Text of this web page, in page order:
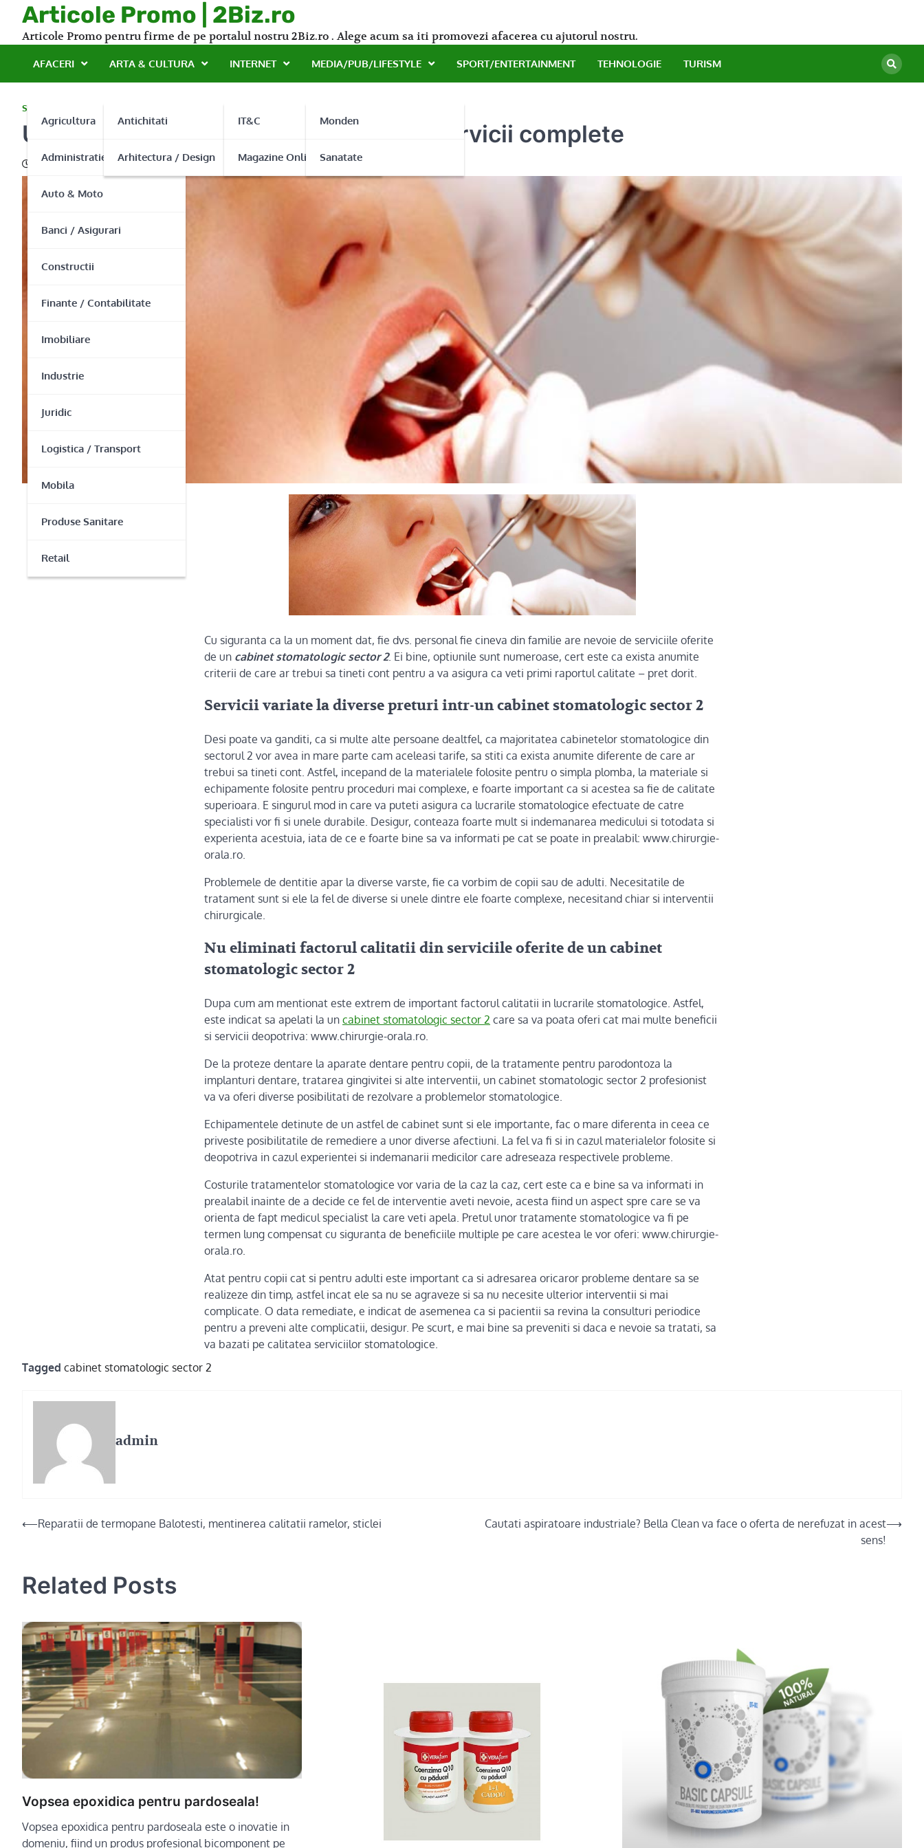
content
Articole Promo | 2Biz.ro
Articole Promo pentru firme de pe portalul nostru 2Biz.ro . Alege acum sa iti promovezi afacerea cu ajutorul nostru.
AFACERI
Agricultura
Administratie Publica
Auto & Moto
Banci / Asigurari
Constructii
Finante / Contabilitate
Imobiliare
Industrie
Juridic
Logistica / Transport
Mobila
Produse Sanitare
Retail
ARTA & CULTURA
Antichitati
Arhitectura / Design
INTERNET
IT&C
Magazine Online
MEDIA/PUB/LIFESTYLE
Monden
Sanatate
SPORT/ENTERTAINMENT TEHNOLOGIE TURISM
SANATATE
Un cabinet stomatologic sector 2 cu servicii complete
09/11/2016
Cu siguranta ca la un moment dat, fie dvs. personal fie cineva din familie are nevoie de serviciile oferite
de un cabinet stomatologic sector 2. Ei bine, optiunile sunt numeroase, cert este ca exista anumite
criterii de care ar trebui sa tineti cont pentru a va asigura ca veti primi raportul calitate – pret dorit.
Servicii variate la diverse preturi intr-un cabinet stomatologic sector 2
Desi poate va ganditi, ca si multe alte persoane dealtfel, ca majoritatea cabinetelor stomatologice din
sectorul 2 vor avea in mare parte cam aceleasi tarife, sa stiti ca exista anumite diferente de care ar
trebui sa tineti cont. Astfel, incepand de la materialele folosite pentru o simpla plomba, la materiale si
echipamente folosite pentru proceduri mai complexe, e foarte important ca si acestea sa fie de calitate
superioara. E singurul mod in care va puteti asigura ca lucrarile stomatologice efectuate de catre
specialisti vor fi si unele durabile. Desigur, conteaza foarte mult si indemanarea medicului si totodata si
experienta acestuia, iata de ce e foarte bine sa va informati pe cat se poate in prealabil: www.chirurgie-
orala.ro.
Problemele de dentitie apar la diverse varste, fie ca vorbim de copii sau de adulti. Necesitatile de
tratament sunt si ele la fel de diverse si unele dintre ele foarte complexe, necesitand chiar si interventii
chirurgicale.
Nu eliminati factorul calitatii din serviciile oferite de un cabinet
stomatologic sector 2
Dupa cum am mentionat este extrem de important factorul calitatii in lucrarile stomatologice. Astfel,
este indicat sa apelati la un cabinet stomatologic sector 2 care sa va poata oferi cat mai multe beneficii
si servicii deopotriva: www.chirurgie-orala.ro
De la proteze dentare la aparate dentare pentru copii, de la tratamente pentru parodontoza la
implanturi dentare, tratarea gingivitei si alte interventii, un cabinet stomatologic sector 2 profesionist
va va oferi diverse posibilitati de rezolvare a problemelor stomatologice.
Echipamentele detinute de un astfel de cabinet sunt si ele importante, fac o mare diferenta in ceea ce
priveste posibilitatile de remediere a unor diverse afectiuni. La fel va fi si in cazul materialelor folosite si
deopotriva in cazul experientei si indemanarii medicilor care adreseaza respectivele probleme.
Costurile tratamentelor stomatologice vor varia de la caz la caz, cert este ca e bine sa va informati in
prealabil inainte de a decide ce fel de interventie aveti nevoie, acesta fiind un aspect spre care se va
orienta de fapt medicul specialist la care veti apela. Pretul unor tratamente stomatologice va fi pe
termen lung compensat cu siguranta de beneficiile multiple pe care acestea le vor oferi: www.chirurgie-
orala.ro
Atat pentru copii cat si pentru adulti este important ca si adresarea oricaror probleme dentare sa se
realizeze din timp, astfel incat ele sa nu se agraveze si sa nu necesite ulterior interventii si mai
complicate. O data remediate, e indicat de asemenea ca si pacientii sa revina la consulturi periodice
pentru a preveni alte complicatii, desigur. Pe scurt, e mai bine sa preveniti si daca e nevoie sa tratati, sa
va bazati pe calitatea serviciilor stomatologice.
Tagged cabinet stomatologic sector 2
admin
Post
⟵Reparatii de termopane Balotesti, mentinerea calitatii ramelor, sticlei
Cautati aspiratoare industriale? Bella Clean va face o oferta de nerefuzat in acest
sens!
⟶
Related Posts
Vopsea epoxidica pentru pardoseala!
Vopsea epoxidica pentru pardoseala este o inovatie in
domeniu, fiind un produs profesional bicomponent pe